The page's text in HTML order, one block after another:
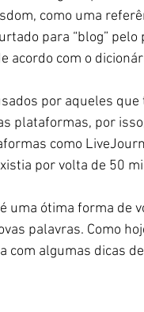
como uma
para “blog”
acordo com o
por aqueles
plataformas, por
como
por volta de 50
uma ótima forma de
palavras. Como
com algumas dicas